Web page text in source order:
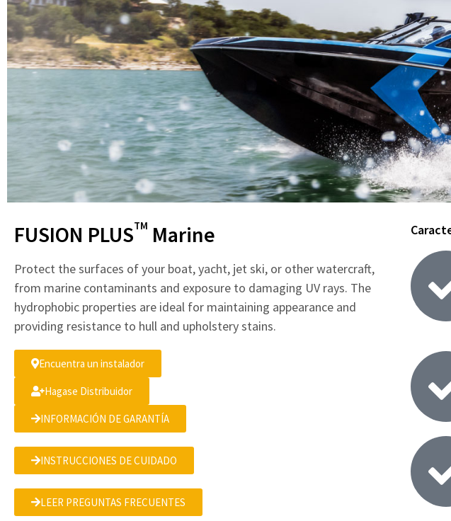
FUSION PLUSTM Marine
Protect the surfaces of your boat, yacht, jet ski, or other watercraft,
from marine contaminants and exposure to damaging UV rays. The
hydrophobic properties are ideal for maintaining appearance and
providing resistance to hull and upholstery stains.
Encuentra un instalador
Hagase Distribuidor
INFORMACIÓN DE GARANTÍA
INSTRUCCIONES DE CUIDADO
LEER PREGUNTAS FRECUENTES